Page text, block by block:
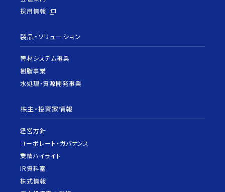
採用情報
製品・ソリューション
管材システム事業
樹脂事業
水処理・資源開発事業
株主・投資家情報
経営方針
コーポレート・ガバナンス
業績ハイライト
IR資料室
株式情報